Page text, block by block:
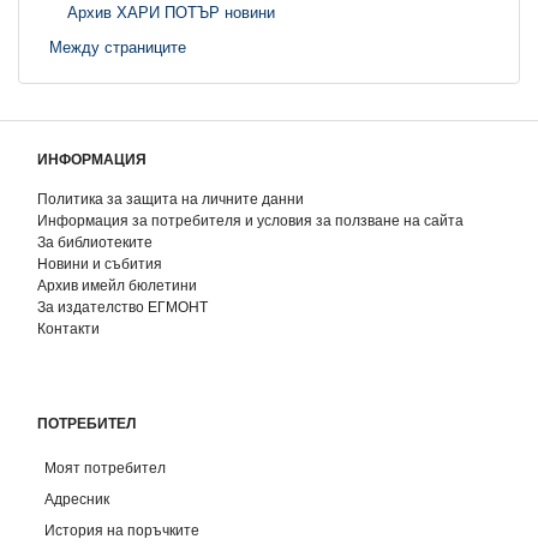
Архив ХАРИ ПОТЪР новини
Между страниците
ИНФОРМАЦИЯ
Политика за защита на личните данни
Информация за потребителя и условия за ползване на сайта
За библиотеките
Новини и събития
Архив имейл бюлетини
За издателство ЕГМОНТ
Контакти
ПОТРЕБИТЕЛ
Моят потребител
Адресник
История на поръчките